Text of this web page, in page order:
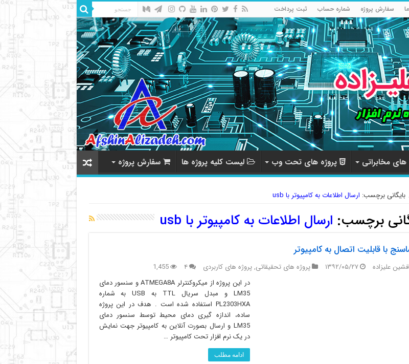
سفارش پروژه شماره حساب ثبت پرداخت
های مخابراتی پروژه های تحت وب لیست کلیه پروژه ها سفارش پروژه
بایگانی برچسب: ارسال اطلاعات به کامپیوتر با usb
برچسب: ارسال اطلاعات به کامپیوتر با usb
با قابلیت اتصال به کامپیوتر
افشین علیزاده ۱۳۹۲/۰۵/۲۷ پروژه های تحقیقاتی,پروژه های کاربردی ۴
1,455
در این پروژه از میکروکنترلر ATMEGA8A و سنسور دمای
LM35 و مبدل سریال TTL به USB به شماره
PL2303HXA استفاده شده است . هدف در این پروژه
ساده، اندازه گیری دمای محیط توسط سنسور دمای
LM35 و ارسال بصورت آنلاین به کامپیوتر جهت نمایش
در یک نرم افزار تحت کامپیوتر …
ادامه مطلب